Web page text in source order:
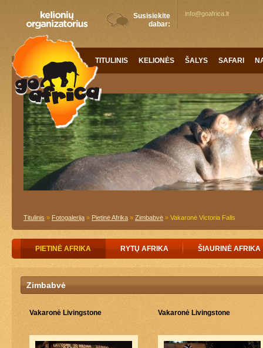
Susisiekite
dabar:
info@goafrica.lt
TITULINIS KELIONĖS ŠALYS SAFARI
Titulinis » Fotogalerija » Pietinė Afrika » Zimbabvė » Vakaronė Victoria Falls
PIETINĖ AFRIKA RYTŲ AFRIKA ŠIAURINĖ AFRIKA
Zimbabvė
Vakaronė Livingstone Vakaronė Livingstone